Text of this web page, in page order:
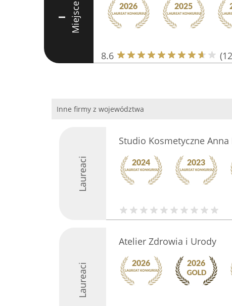
I Miejsce
8.6
Inne firmy z województwa
Laureaci
Studio Kosmetyczne
Laureaci
Atelier Zdrowia i Urody